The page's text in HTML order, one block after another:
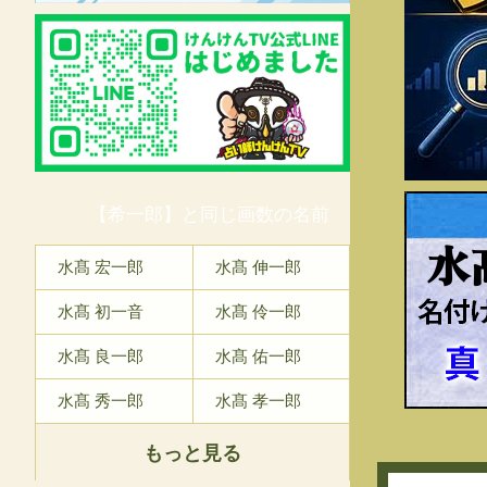
【希一郎】と同じ画数の名前
水髙 宏一郎 水髙 伸一郎
水髙 初一音 水髙 伶一郎
水髙 良一郎 水髙 佑一郎
水髙 秀一郎 水髙 孝一郎
もっと見る
水